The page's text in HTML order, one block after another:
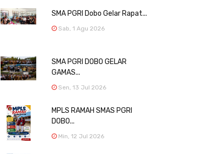
SMA PGRI Dobo Gelar Rapat...
Sab, 1 Agu 2026
SMA PGRI DOBO GELAR
GAMAS...
Sen, 13 Jul 2026
MPLS RAMAH SMAS PGRI
DOBO...
Min, 12 Jul 2026